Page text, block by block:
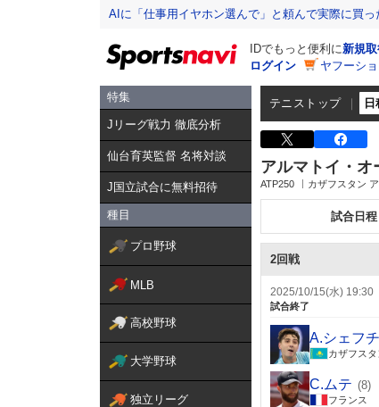
AIに「仕事用イヤホン選んで」と頼んで実際に買っ
IDでもっと便利に新規
ログイン
ヤフーシ
特集
Jリーグ戦力 徹底分析
仙台育英監督 名将対談
J国立試合に無料招待
種目
プロ野球
MLB
高校野球
大学野球
独立リーグ
テニストップ
アルマトイ・オ
ATP250 カザフスタン
試合日程
2回戦
2025/10/15(水) 19:30
試合終了
A.シェフ
カザフスタ
C.ムテ (8)
フランス